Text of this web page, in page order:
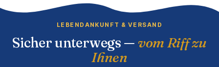
LEBENDANKUNFT & VERSAND
Sicher unterwegs — vom Riff zu
Ihnen